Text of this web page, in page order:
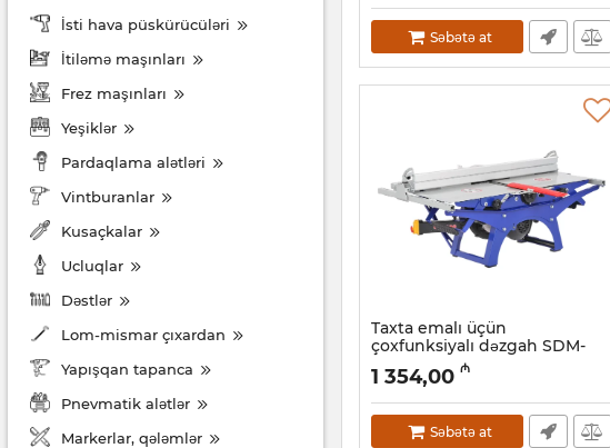
İsti hava püskürücüləri
İtiləmə maşınları
Frez maşınları
Yeşiklər
Pardaqlama alətləri
Vintburanlar
Kusaçkalar
Ucluqlar
Dəstlər
Lom-mismar çıxardan
Yapışqan tapanca
Pnevmatik alətlər
Markerlar, qələmlər
Səbətə at
Taxta emalı üçün
çoxfunksiyalı dəzgah SDM-
Artikul: 039001014
1 354,00 ₼
Səbətə at